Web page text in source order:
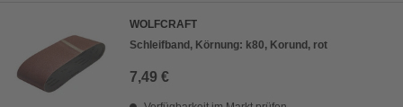
WOLFCRAFT
Schleifband, Körnung: k80, Korund, rot
7,49 €